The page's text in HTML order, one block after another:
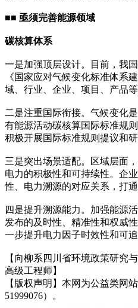
■■ 亟须完善能源领域
碳核算体系
一是加强顶层设计。目前，我
《国家应对气候变化标准体系
域、行业、企业、项目、产品
二是注重国际衔接。气候变化
有能源活动碳核算国际标准规
积极开展国际标准规则提议和
三是突出场景适配。区域层面
电力的积极性和可持续性。企
性、电力溯源的对应关系，打通
四是提升溯源能力。加强能源
发布的及时性、精准性和权威
一步提升电力因子时效性和可
【向柳系四川省环境政策研究
高级工程师】
【版权声明】本网为公益类网
51999076）。